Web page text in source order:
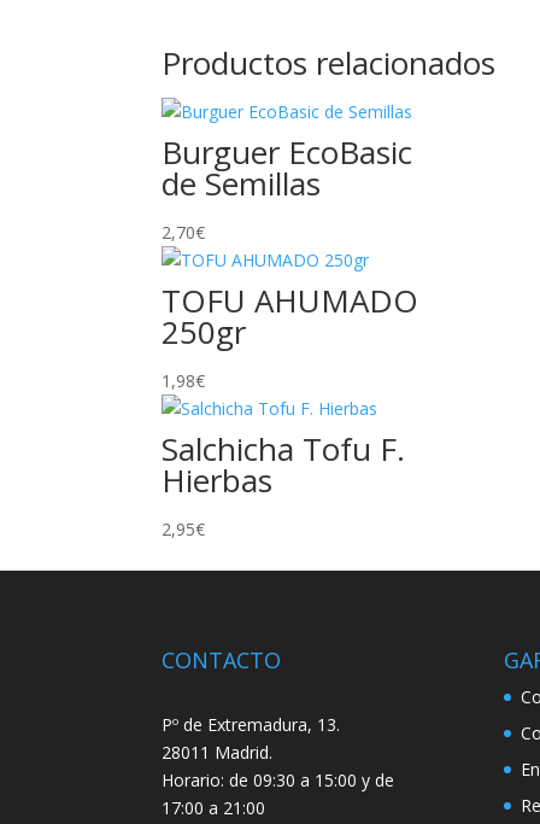
Productos relacionados
Burguer EcoBasic
de Semillas
2,70€
TOFU AHUMADO
250gr
1,98€
Salchicha Tofu F.
Hierbas
2,95€
CONTACTO
Pº de Extremadura, 13.
28011 Madrid.
Horario: de 09:30 a 15:00 y de
17:00 a 21:00